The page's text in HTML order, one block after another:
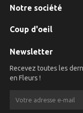
Notre société
Coup d'oeil
Newsletter
Recevez toutes les
en Fleurs !